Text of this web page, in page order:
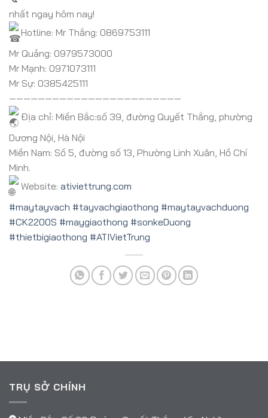
nhất ngay hôm nay!
Hotline: Mr Thắng: 0869753111
Mr Quảng: 0979573000
Mr Mạnh: 0971073111
Mr Sự: 0385425111
————————————————————————
Địa chỉ: Miền Bắc:số 39, đường Quyết Thắng, phường
Dương Nội, Hà Nội
Miền Nam: Số 5, đường số 13, Phường Linh Xuân, Hồ Chí
Minh.
Website: ativiettrung.com
#maytayvach #tayvachgiaothong #maytayvachduong
#CK2200S #maygiaothong #sonkeDuong
#thietbigiaothong #ATIVietTrung
TRỤ SỞ CHÍNH